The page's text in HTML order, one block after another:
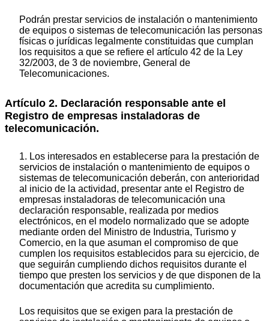
Podrán prestar servicios de instalación o mantenimiento
de equipos o sistemas de telecomunicación las personas
físicas o jurídicas legalmente constituidas que cumplan
los requisitos a que se refiere el artículo 42 de la Ley
32/2003, de 3 de noviembre, General de
Telecomunicaciones.
Artículo 2. Declaración responsable ante el
Registro de empresas instaladoras de
telecomunicación.
1. Los interesados en establecerse para la prestación de
servicios de instalación o mantenimiento de equipos o
sistemas de telecomunicación deberán, con anterioridad
al inicio de la actividad, presentar ante el Registro de
empresas instaladoras de telecomunicación una
declaración responsable, realizada por medios
electrónicos, en el modelo normalizado que se adopte
mediante orden del Ministro de Industria, Turismo y
Comercio, en la que asuman el compromiso de que
cumplen los requisitos establecidos para su ejercicio, de
que seguirán cumpliendo dichos requisitos durante el
tiempo que presten los servicios y de que disponen de la
documentación que acredita su cumplimiento.
Los requisitos que se exigen para la prestación de